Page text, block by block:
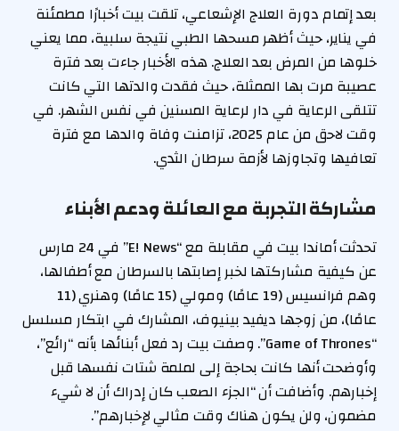
بعد إتمام دورة العلاج الإشعاعي، تلقت بيت أخبارًا مطمئنة
في يناير، حيث أظهر مسحها الطبي نتيجة سلبية، مما يعني
خلوها من المرض بعد العلاج. هذه الأخبار جاءت بعد فترة
عصيبة مرت بها الممثلة، حيث فقدت والدتها التي كانت
تتلقى الرعاية في دار لرعاية المسنين في نفس الشهر. في
وقت لاحق من عام 2025، تزامنت وفاة والدها مع فترة
تعافيها وتجاوزها لأزمة سرطان الثدي.
مشاركة التجربة مع العائلة ودعم الأبناء
تحدثت أماندا بيت في مقابلة مع “E! News” في 24 مارس
عن كيفية مشاركتها لخبر إصابتها بالسرطان مع أطفالها،
وهم فرانسيس (19 عامًا) ومولي (15 عامًا) وهنري (11
عامًا)، من زوجها ديفيد بينيوف، المشارك في ابتكار مسلسل
“Game of Thrones”. وصفت بيت رد فعل أبنائها بأنه “رائع”،
وأوضحت أنها كانت بحاجة إلى لملمة شتات نفسها قبل
إخبارهم. وأضافت أن “الجزء الصعب كان إدراك أن لا شيء
مضمون، ولن يكون هناك وقت مثالي لإخبارهم”.